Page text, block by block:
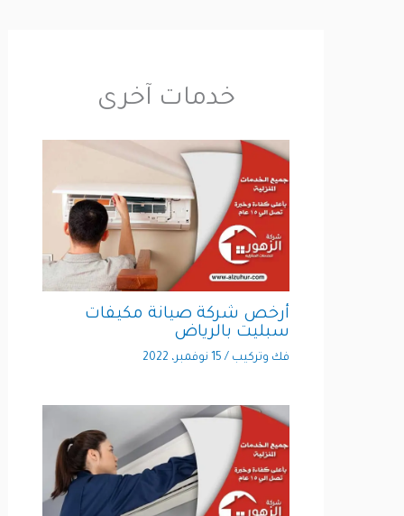
خدمات آخرى
أرخص شركة صيانة مكيفات
سبليت بالرياض
فك وتركيب/15 نوفمبر، 2022